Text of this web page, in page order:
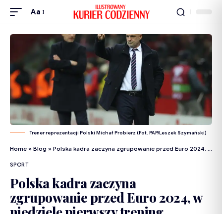
Aa
Trener reprezentacji Polski Michał Probierz (Fot. PAP/Leszek Szymański)
Home » Blog » Polska kadra zaczyna zgrupowanie przed Euro 2024, w niedzielę pierwszy trening
SPORT
Polska kadra zaczyna
zgrupowanie przed Euro 2024, w